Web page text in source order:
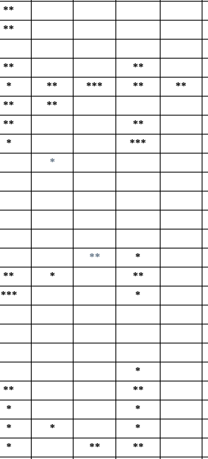
**
**
** **
* ** *** ** **
** **
** **
* ***
*
** *
** * **
*** *
*
** **
* *
* * *
* ** **